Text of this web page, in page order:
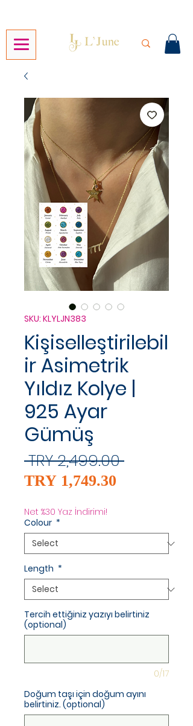
SKU: KLYLJN383
Kişiselleştirilebil
ir Asimetrik
Yıldız Kolye |
925 Ayar
Gümüş
TRY 2,499.00 Regular
TRY 1,749.30
Net %30 Yaz İndirimi!
Colour *
Length *
Tercih ettiğiniz yazıyı belirtiniz
(optional)
0/17
Doğum taşı için doğum ayını
belirtiniz. (optional)